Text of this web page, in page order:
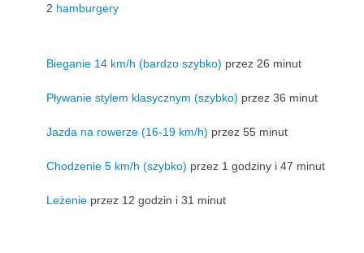
2 hamburgery
Bieganie 14 km/h (bardzo szybko) przez 26 minut
Pływanie stylem klasycznym (szybko) przez 36 minut
Jazda na rowerze (16-19 km/h) przez 55 minut
Chodzenie 5 km/h (szybko) przez 1 godziny i 47 minut
Leżenie przez 12 godzin i 31 minut